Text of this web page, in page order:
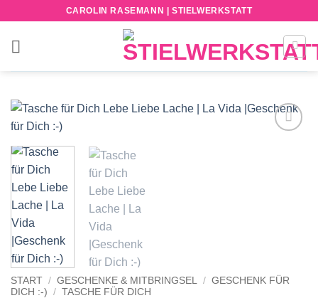
springen
CAROLIN RASEMANN | STIELWERKSTATT
START / GESCHENKE & MITBRINGSEL / GESCHENK FÜR
DICH :-)
/ TASCHE FÜR DICH